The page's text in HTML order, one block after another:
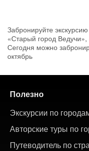
Забронируйте
«Старый город
Сегодня можно
октябрь
Полезно
Экскурсии по
Авторские туры по
Путеводитель по